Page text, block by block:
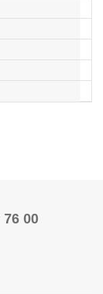
76 00